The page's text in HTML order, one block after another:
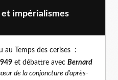
et impérialismes
au Temps des cerises :
et débattre avec Bernard
de la conjoncture d’après-